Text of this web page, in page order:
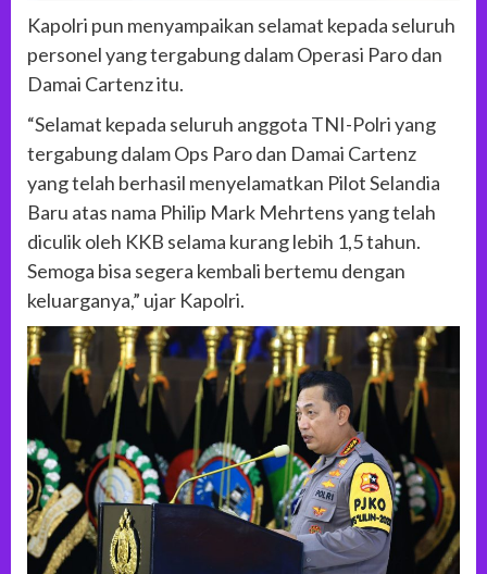
Kapolri pun menyampaikan selamat kepada seluruh
personel yang tergabung dalam Operasi Paro dan
Damai Cartenz itu.
“Selamat kepada seluruh anggota TNI-Polri yang
tergabung dalam Ops Paro dan Damai Cartenz
yang telah berhasil menyelamatkan Pilot Selandia
Baru atas nama Philip Mark Mehrtens yang telah
diculik oleh KKB selama kurang lebih 1,5 tahun.
Semoga bisa segera kembali bertemu dengan
keluarganya,” ujar Kapolri.